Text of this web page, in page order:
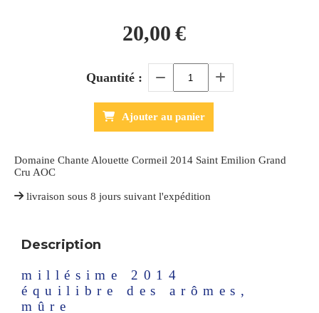
20,00 €
Quantité :
Ajouter au panier
Domaine Chante Alouette Cormeil 2014 Saint Emilion Grand
Cru AOC
livraison sous 8 jours suivant l'expédition
Description
millésime 2014
équilibre des arômes,
mûre